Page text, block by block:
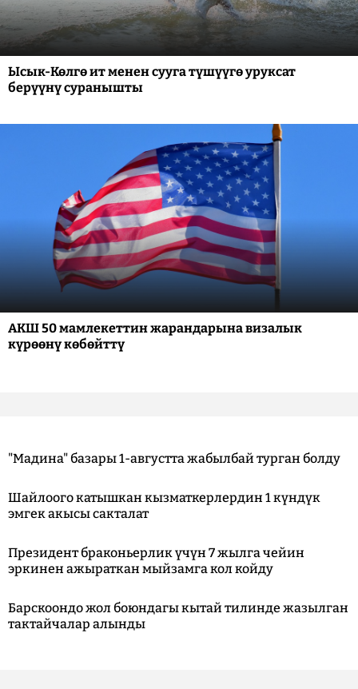
Ысык-Көлгө ит менен сууга түшүүгө уруксат
берүүнү суранышты
АКШ 50 мамлекеттин жарандарына визалык
күрөөнү көбөйттү
"Мадина" базары 1-августта жабылбай турган болду
Шайлоого катышкан кызматкерлердин 1 күндүк
эмгек акысы сакталат
Президент браконьерлик үчүн 7 жылга чейин
эркинен ажыраткан мыйзамга кол койду
Барскоондо жол боюндагы кытай тилинде жазылган
тактайчалар алынды